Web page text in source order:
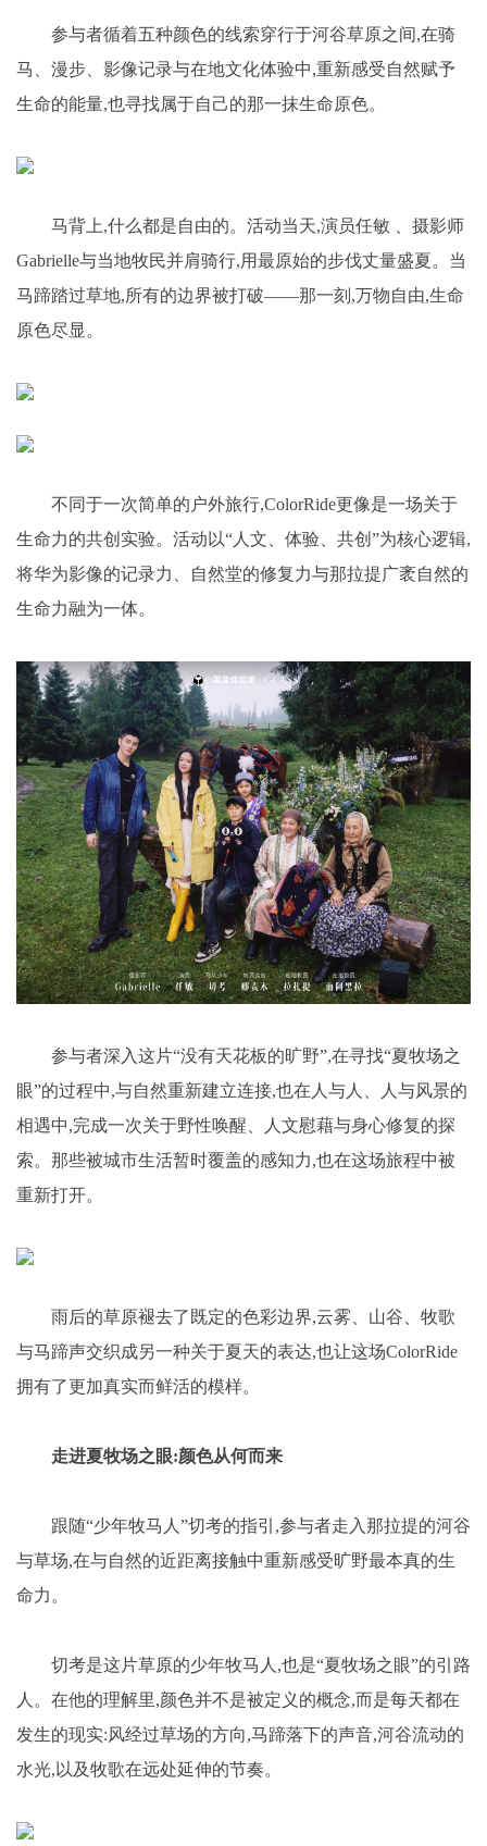
参与者循着五种颜色的线索穿行于河谷草原之间,在骑
马、漫步、影像记录与在地文化体验中,重新感受自然赋予
生命的能量,也寻找属于自己的那一抹生命原色。
马背上,什么都是自由的。活动当天,演员任敏 、摄影师
Gabrielle与当地牧民并肩骑行,用最原始的步伐丈量盛夏。当
马蹄踏过草地,所有的边界被打破——那一刻,万物自由,生命
原色尽显。
不同于一次简单的户外旅行,ColorRide更像是一场关于
生命力的共创实验。活动以“人文、体验、共创”为核心逻辑,
将华为影像的记录力、自然堂的修复力与那拉提广袤自然的
生命力融为一体。
参与者深入这片“没有天花板的旷野”,在寻找“夏牧场之
眼”的过程中,与自然重新建立连接,也在人与人、人与风景的
相遇中,完成一次关于野性唤醒、人文慰藉与身心修复的探
索。那些被城市生活暂时覆盖的感知力,也在这场旅程中被
重新打开。
雨后的草原褪去了既定的色彩边界,云雾、山谷、牧歌
与马蹄声交织成另一种关于夏天的表达,也让这场ColorRide
拥有了更加真实而鲜活的模样。
走进夏牧场之眼:颜色从何而来
跟随“少年牧马人”切考的指引,参与者走入那拉提的河谷
与草场,在与自然的近距离接触中重新感受旷野最本真的生
命力。
切考是这片草原的少年牧马人,也是“夏牧场之眼”的引路
人。在他的理解里,颜色并不是被定义的概念,而是每天都在
发生的现实:风经过草场的方向,马蹄落下的声音,河谷流动的
水光,以及牧歌在远处延伸的节奏。